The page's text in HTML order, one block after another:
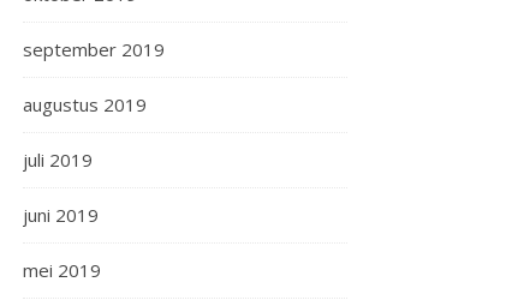
september 2019
augustus 2019
juli 2019
juni 2019
mei 2019